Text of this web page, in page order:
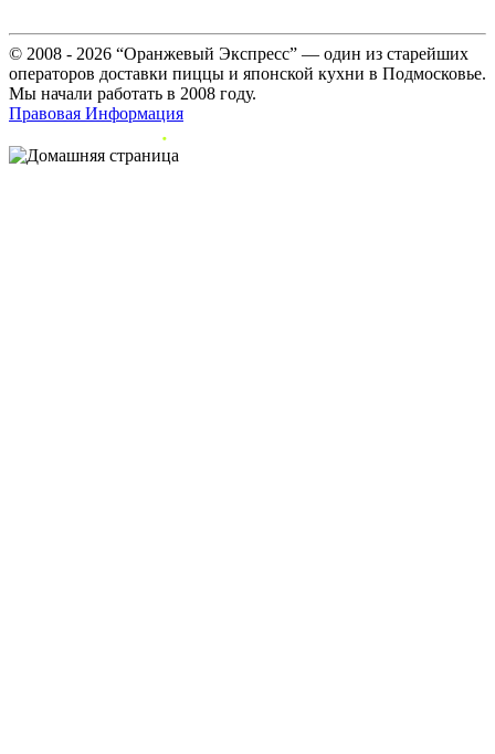
© 2008 - 2026 “Оранжевый Экспресс” — один из старейших
операторов доставки пиццы и японской кухни в Подмосковье.
Мы начали работать в 2008 году.
Правовая Информация